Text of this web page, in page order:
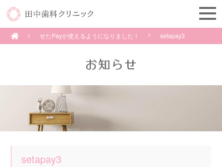
せたPayが使えるようになりました！ setapay3
setapay3